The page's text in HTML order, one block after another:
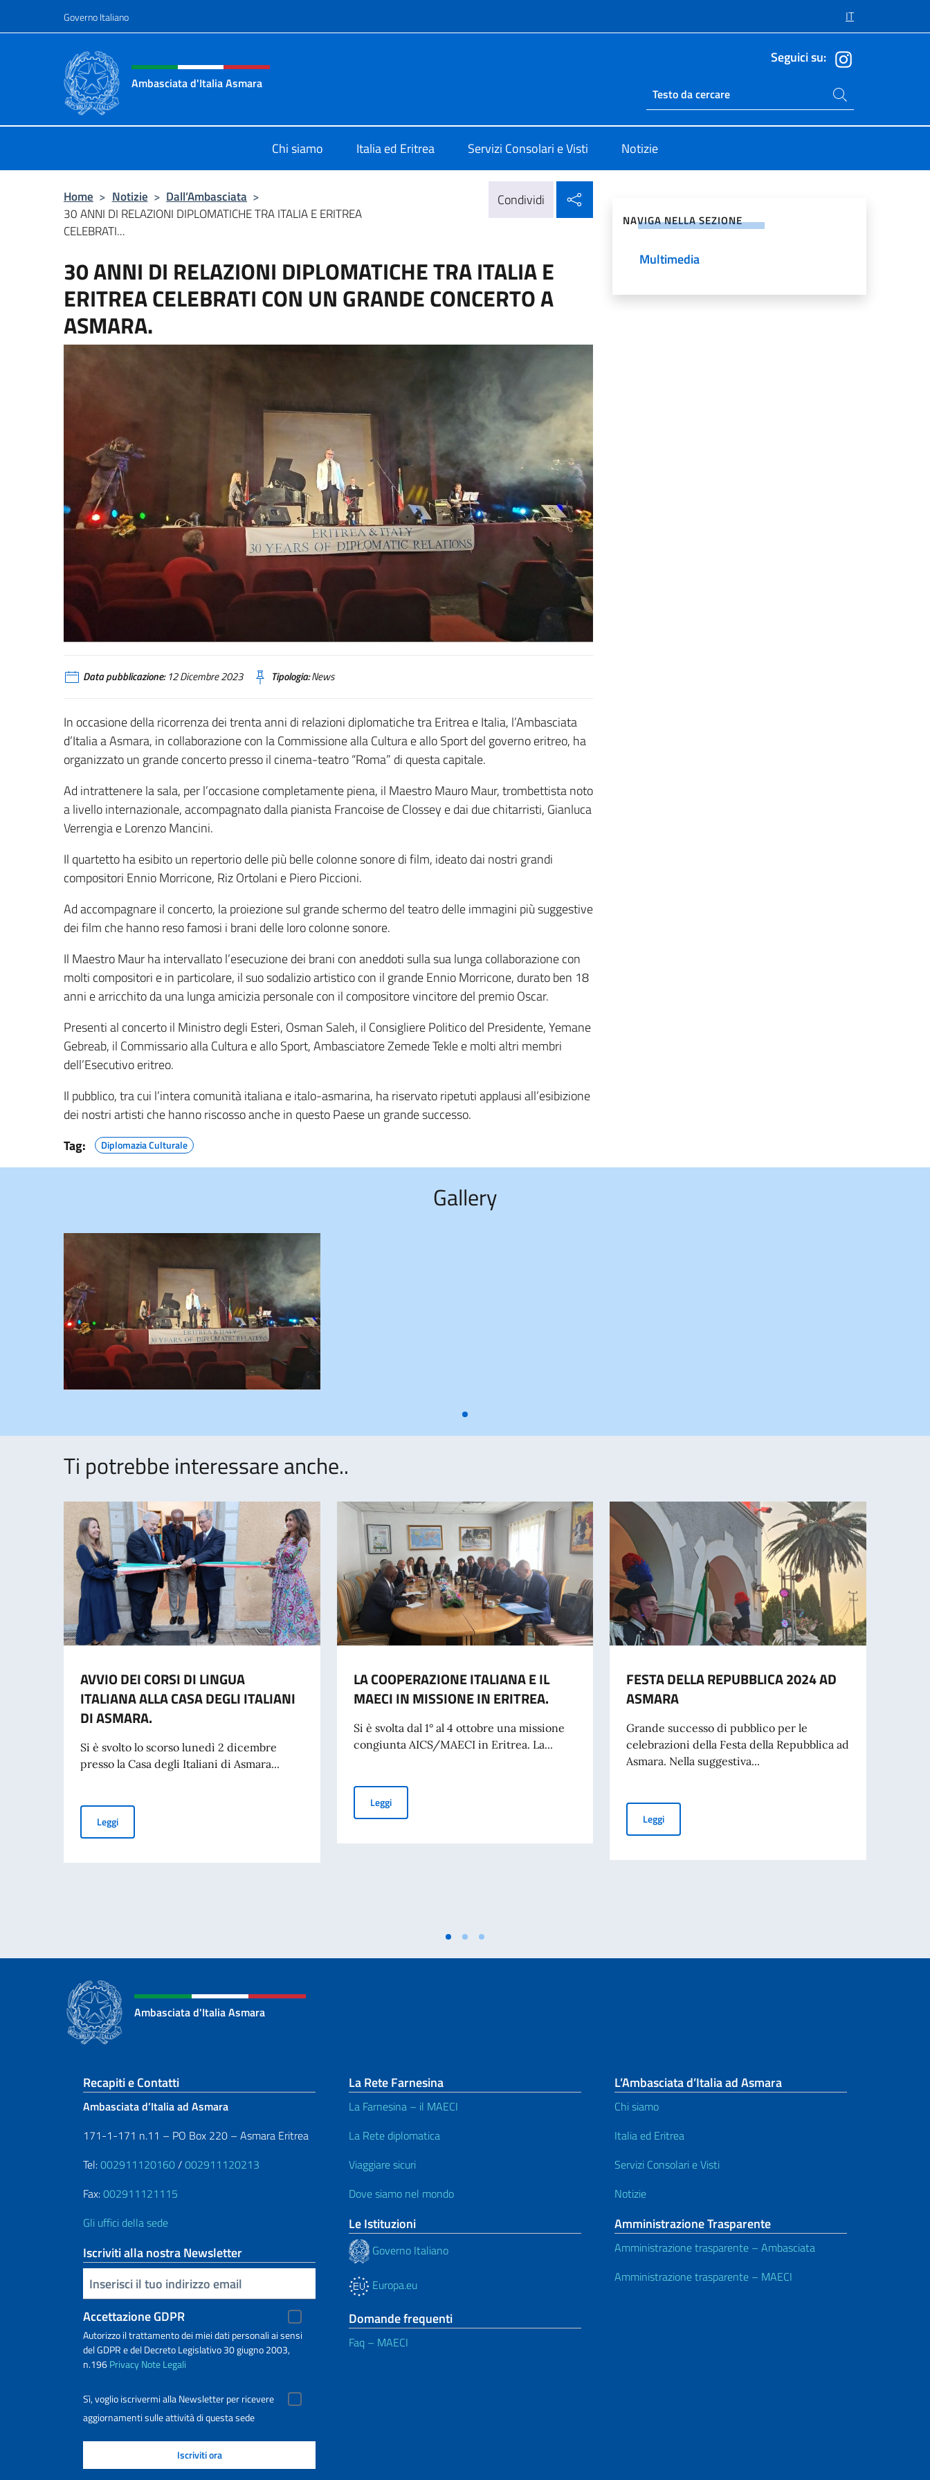
Governo Italiano IT
Intestazione sito, social e menù
Ambasciata d'Italia Asmara
Seguici su:
Ricerca sito live
Cerca nel sito
Chi siamo Italia ed Eritrea Servizi Consolari e Visti Notizie
Home > Notizie > Dall’Ambasciata >
30 ANNI DI RELAZIONI DIPLOMATICHE TRA ITALIA E ERITREA
CELEBRATI...
Condividi
30 ANNI DI RELAZIONI DIPLOMATICHE TRA ITALIA E
ERITREA CELEBRATI CON UN GRANDE CONCERTO A
ASMARA.
Data pubblicazione:12 Dicembre 2023 Tipologia:News
In occasione della ricorrenza dei trenta anni di relazioni diplomatiche tra Eritrea e Italia, l’Ambasciata
d’Italia a Asmara, in collaborazione con la Commissione alla Cultura e allo Sport del governo eritreo, ha
organizzato un grande concerto presso il cinema-teatro “Roma” di questa capitale.
Ad intrattenere la sala, per l’occasione completamente piena, il Maestro Mauro Maur, trombettista noto
a livello internazionale, accompagnato dalla pianista Francoise de Clossey e dai due chitarristi, Gianluca
Verrengia e Lorenzo Mancini.
Il quartetto ha esibito un repertorio delle più belle colonne sonore di film, ideato dai nostri grandi
compositori Ennio Morricone, Riz Ortolani e Piero Piccioni.
Ad accompagnare il concerto, la proiezione sul grande schermo del teatro delle immagini più suggestive
dei film che hanno reso famosi i brani delle loro colonne sonore.
Il Maestro Maur ha intervallato l’esecuzione dei brani con aneddoti sulla sua lunga collaborazione con
molti compositori e in particolare, il suo sodalizio artistico con il grande Ennio Morricone, durato ben 18
anni e arricchito da una lunga amicizia personale con il compositore vincitore del premio Oscar.
Presenti al concerto il Ministro degli Esteri, Osman Saleh, il Consigliere Politico del Presidente, Yemane
Gebreab, il Commissario alla Cultura e allo Sport, Ambasciatore Zemede Tekle e molti altri membri
dell’Esecutivo eritreo.
Il pubblico, tra cui l’intera comunità italiana e italo-asmarina, ha riservato ripetuti applausi all’esibizione
dei nostri artisti che hanno riscosso anche in questo Paese un grande successo.
Tag:
Diplomazia Culturale
NAVIGA NELLA SEZIONE
Multimedia
Gallery
Ti potrebbe interessare anche..
AVVIO DEI CORSI DI LINGUA
ITALIANA ALLA CASA DEGLI ITALIANI
DI ASMARA.
Si è svolto lo scorso lunedì 2 dicembre
presso la Casa degli Italiani di Asmara...
LeggiAVVIO DEI CORSI DI LINGUA ITALIANA ALLA CASA DEGLI ITALIANI DI ASMARA.
LA COOPERAZIONE ITALIANA E IL
MAECI IN MISSIONE IN ERITREA.
Si è svolta dal 1° al 4 ottobre una missione
congiunta AICS/MAECI in Eritrea. La...
LeggiLA COOPERAZIONE ITALIANA E IL MAECI IN MISSIONE IN ERITREA.
FESTA DELLA REPUBBLICA 2024 AD
ASMARA
Grande successo di pubblico per le
celebrazioni della Festa della Repubblica ad
Asmara. Nella suggestiva...
LeggiFESTA DELLA REPUBBLICA 2024 AD ASMARA
Ambasciata d'Italia Asmara
Sezione footer
Recapiti e Contatti
Ambasciata d’Italia ad Asmara
171-1-171 n.11 – PO Box 220 – Asmara Eritrea
Tel:002911120160/002911120213
Fax:002911121115
Gli uffici della sede
Iscriviti alla nostra Newsletter
Inserisci la tua email
Accettazione GDPR
Autorizzo il trattamento dei miei dati personali ai sensi
del GDPR e del Decreto Legislativo 30 giugno 2003,
n.196PrivacyNote Legali
Sì, voglio iscrivermi alla Newsletter per ricevere
aggiornamenti sulle attività di questa sede
La Rete Farnesina
La Farnesina – il MAECI
La Rete diplomatica
Viaggiare sicuri
Dove siamo nel mondo
Le Istituzioni
Governo Italiano
Europa.eu
Domande frequenti
Faq – MAECI
L’Ambasciata d’Italia ad Asmara
Chi siamo
Italia ed Eritrea
Servizi Consolari e Visti
Notizie
Amministrazione Trasparente
Amministrazione trasparente – Ambasciata
Amministrazione trasparente – MAECI